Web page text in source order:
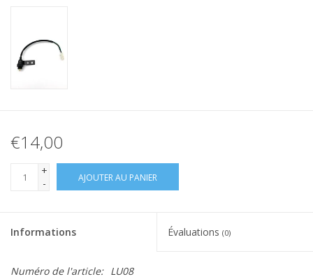
€14,00
+
-
AJOUTER AU PANIER
Informations Évaluations (0)
Numéro de l'article: LU08